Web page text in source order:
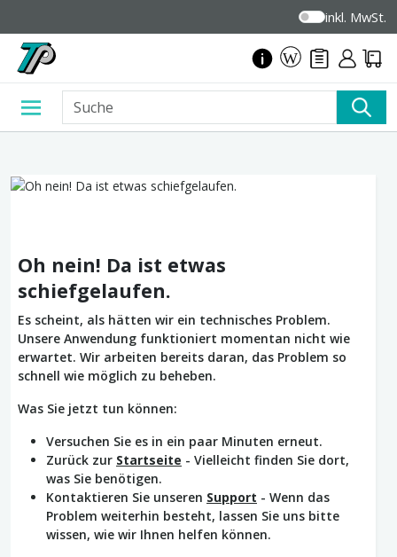
inkl. MwSt.
Oh nein! Da ist etwas
schiefgelaufen.
Es scheint, als hätten wir ein technisches Problem.
Unsere Anwendung funktioniert momentan nicht wie
erwartet. Wir arbeiten bereits daran, das Problem so
schnell wie möglich zu beheben.
Was Sie jetzt tun können:
Versuchen Sie es in ein paar Minuten erneut.
Zurück zur Startseite - Vielleicht finden Sie dort,
was Sie benötigen.
Kontaktieren Sie unseren Support - Wenn das
Problem weiterhin besteht, lassen Sie uns bitte
wissen, wie wir Ihnen helfen können.